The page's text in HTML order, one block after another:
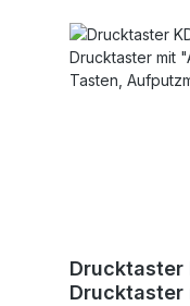
Drucktaster
Drucktaster